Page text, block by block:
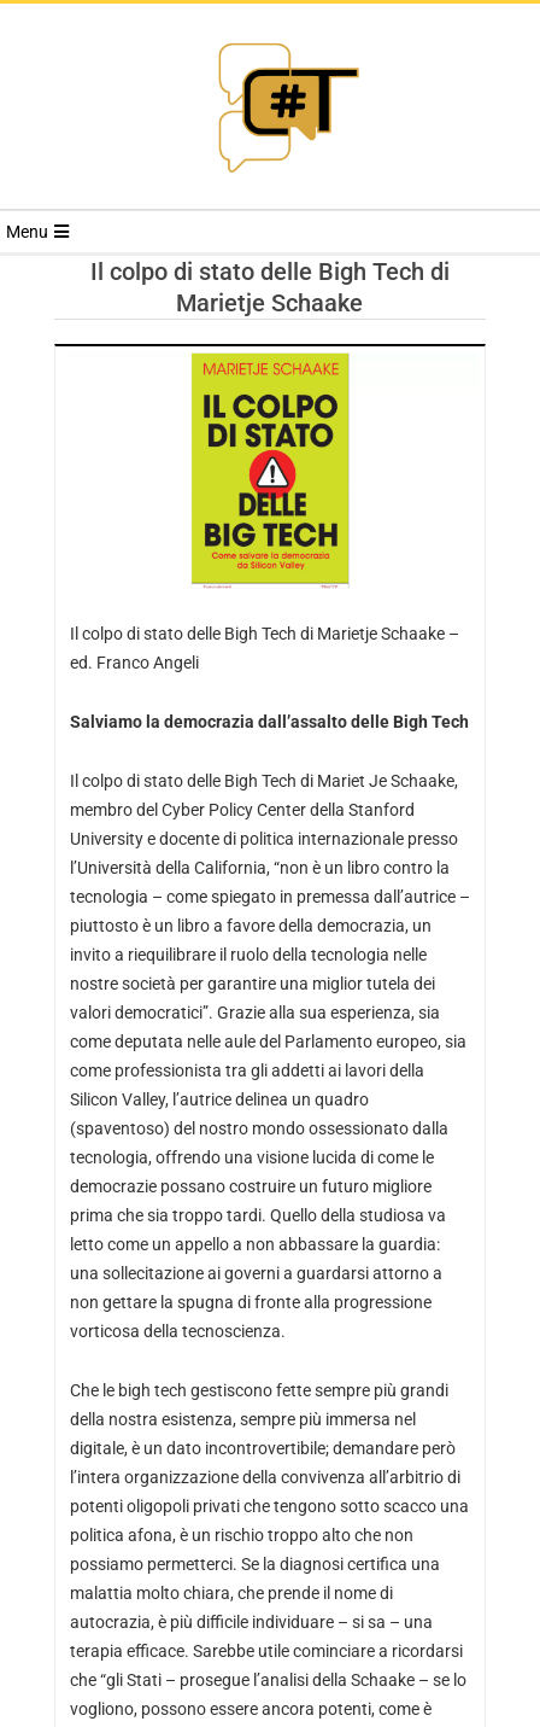
RIVISTA
TRENDS
Menu
Il colpo di stato delle Bigh Tech di
Marietje Schaake
Il colpo di stato delle Bigh Tech di Marietje Schaake –
ed. Franco Angeli
Salviamo la democrazia dall’assalto delle Bigh Tech
Il colpo di stato delle Bigh Tech di Mariet Je Schaake,
membro del Cyber Policy Center della Stanford
University e docente di politica internazionale presso
l’Università della California, “non è un libro contro la
tecnologia – come spiegato in premessa dall’autrice –
piuttosto è un libro a favore della democrazia, un
invito a riequilibrare il ruolo della tecnologia nelle
nostre società per garantire una miglior tutela dei
valori democratici”. Grazie alla sua esperienza, sia
come deputata nelle aule del Parlamento europeo, sia
come professionista tra gli addetti ai lavori della
Silicon Valley, l’autrice delinea un quadro
(spaventoso) del nostro mondo ossessionato dalla
tecnologia, offrendo una visione lucida di come le
democrazie possano costruire un futuro migliore
prima che sia troppo tardi. Quello della studiosa va
letto come un appello a non abbassare la guardia:
una sollecitazione ai governi a guardarsi attorno a
non gettare la spugna di fronte alla progressione
vorticosa della tecnoscienza.
Che le bigh tech gestiscono fette sempre più grandi
della nostra esistenza, sempre più immersa nel
digitale, è un dato incontrovertibile; demandare però
l’intera organizzazione della convivenza all’arbitrio di
potenti oligopoli privati che tengono sotto scacco una
politica afona, è un rischio troppo alto che non
possiamo permetterci. Se la diagnosi certifica una
malattia molto chiara, che prende il nome di
autocrazia, è più difficile individuare – si sa – una
terapia efficace. Sarebbe utile cominciare a ricordarsi
che “gli Stati – prosegue l’analisi della Schaake – se lo
vogliono, possono essere ancora potenti, come è